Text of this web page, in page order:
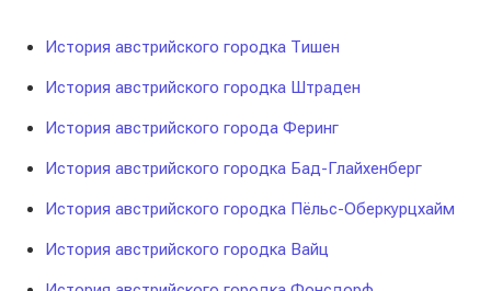
История австрийского городка Тишен
История австрийского городка Штраден
История австрийского города Феринг
История австрийского городка Бад-Глайхенберг
История австрийского городка Пёльс-Оберкурцхайм
История австрийского городка Вайц